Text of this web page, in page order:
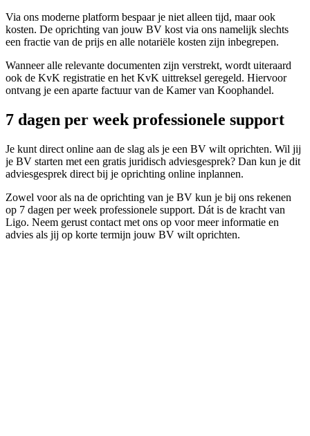
Via ons moderne platform bespaar je niet alleen tijd, maar ook
kosten. De oprichting van jouw BV kost via ons namelijk slechts
een fractie van de prijs en alle notariële kosten zijn inbegrepen.
Wanneer alle relevante documenten zijn verstrekt, wordt uiteraard
ook de KvK registratie en het KvK uittreksel geregeld. Hiervoor
ontvang je een aparte factuur van de Kamer van Koophandel.
7 dagen per week professionele support
Je kunt direct online aan de slag als je een BV wilt oprichten. Wil jij
je BV starten met een gratis juridisch adviesgesprek? Dan kun je dit
adviesgesprek direct bij je oprichting online inplannen.
Zowel voor als na de oprichting van je BV kun je bij ons rekenen
op 7 dagen per week professionele support. Dát is de kracht van
Ligo. Neem gerust contact met ons op voor meer informatie en
advies als jij op korte termijn jouw BV wilt oprichten.